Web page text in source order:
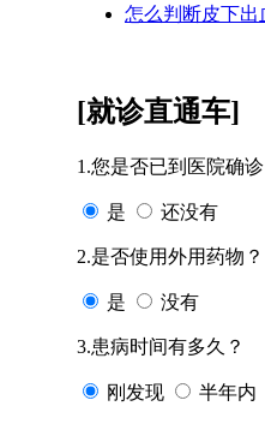
怎么判断皮下出
[就诊直通车]
1.您是否已到医院确诊
是 还没有
2.是否使用外用药物？
是 没有
3.患病时间有多久？
刚发现 半年内